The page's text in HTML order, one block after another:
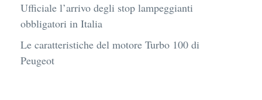
Ufficiale l’arrivo degli stop lampeggianti
obbligatori in Italia
Le caratteristiche del motore Turbo 100 di
Peugeot